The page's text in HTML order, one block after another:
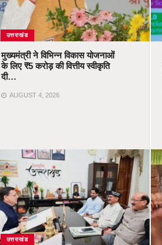
उत्तराखंड
मुख्यमंत्री ने विभिन्न विकास योजनाओं
के लिए ₹5 करोड़ की वित्तीय स्वीकृति
दी…
AUGUST 4, 2026
उत्तराखंड